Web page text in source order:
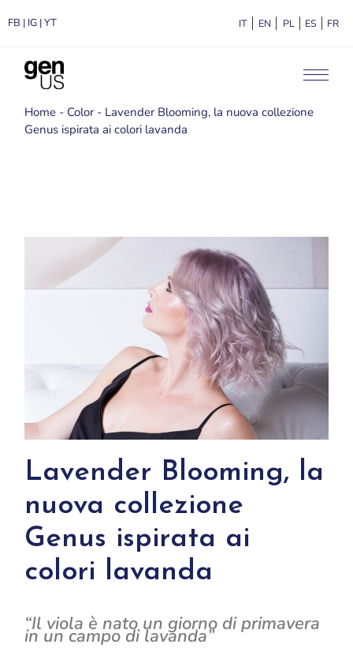
FB | IG |YT ITALIANOENGLISHPOLSKI
Home Color
Lavender Blooming, la nuova collezione
Genus ispirata ai colori lavanda
Lavender Blooming, la
nuova collezione
Genus ispirata ai
colori lavanda
“Il viola è nato un giorno di primavera
in un campo di lavanda”